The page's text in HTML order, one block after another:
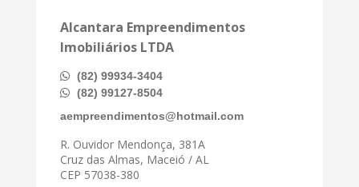
Alcantara Empreendimentos
Imobiliários LTDA
(82) 99934-3404
(82) 99127-8504
aempreendimentos@hotmail.com
R. Ouvidor Mendonça, 381A
Cruz das Almas, Maceió / AL
CEP 57038-380